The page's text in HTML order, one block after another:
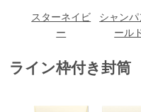
スターネイビ
ー
シャン
ール
ライン枠付き封筒